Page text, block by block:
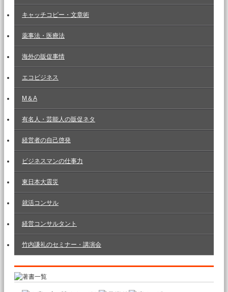
キャッチコピー・文章術
薬事法・医療法
海外の販促事情
エコビジネス
M＆A
有名人・芸能人の販促ネタ
経営者の自己啓発
ビジネスマンの仕事力
東日本大震災
就活コンサル
経営コンサルタント
竹内謙礼のセミナー・講演会